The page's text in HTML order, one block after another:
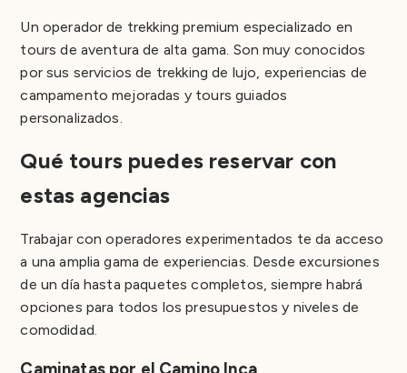
Un operador de trekking premium especializado en
tours de aventura de alta gama. Son muy conocidos
por sus servicios de trekking de lujo, experiencias de
campamento mejoradas y tours guiados
personalizados.
Qué tours puedes reservar con
estas agencias
Trabajar con operadores experimentados te da acceso
a una amplia gama de experiencias. Desde excursiones
de un día hasta paquetes completos, siempre habrá
opciones para todos los presupuestos y niveles de
comodidad.